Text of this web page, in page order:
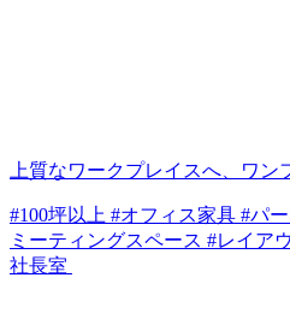
上質なワークプレイスへ、ワ
#100坪以上 #オフィス家具 #パ
ミーティングスペース #レイア
社長室